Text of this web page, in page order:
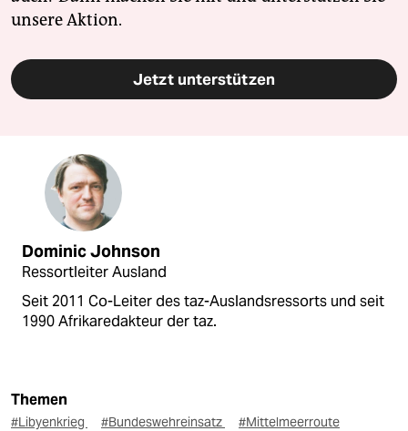
unsere Aktion.
Jetzt unterstützen
Dominic Johnson
Ressortleiter Ausland
Seit 2011 Co-Leiter des taz-Auslandsressorts und seit
1990 Afrikaredakteur der taz.
Themen
#Libyenkrieg #Bundeswehreinsatz
#Mittelmeerroute